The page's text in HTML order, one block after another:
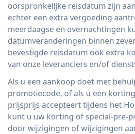
oorspronkelijke reisdatum zijn
echter een extra vergoeding
meerdaagse en overnachtingen
datumveranderingen binnen
bevestigde reisdatum ook extra
van onze leveranciers en/of
Als u een aankoop doet met
promotiecode, of als u een
prijsprijs accepteert tijdens het
kunt u uw korting of special-pre-
door wijzigingen of wijzigingen